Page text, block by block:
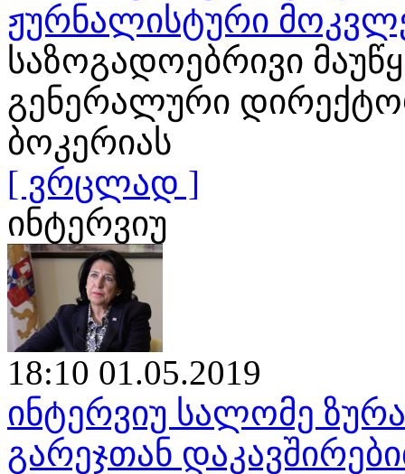
ჟურნალისტური
საზოგადოებრივი
გენერალური
ბოკერიას
[ ვრცლად ]
ინტერვიუ
18:10 01.05.2019
ინტერვიუ სალომე
გარეჯთან